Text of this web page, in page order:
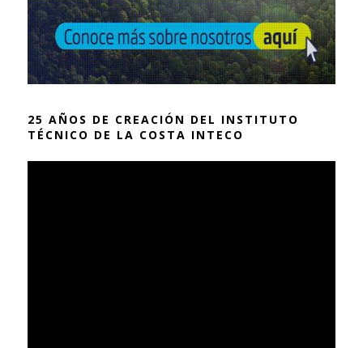
25 AÑOS DE CREACIÓN DEL INSTITUTO
TÉCNICO DE LA COSTA INTECO